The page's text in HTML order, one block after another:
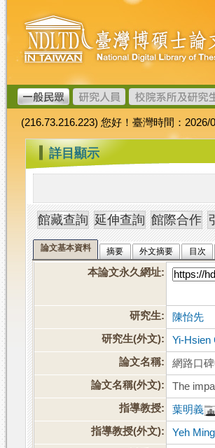
跳
到
主
要
內
容
臺
灣
博
碩
士
論
文
加
值
系
統
(216.73.216.223) 您好！臺灣時間：2026/
::: 詳目顯示
論文基本資料 摘要 外文摘要 目次
本論文永久網址:
研究生:
陳怡先
研究生(外文):
Yi-Hsien
論文名稱:
網路口
論文名稱(外文):
The
指導教授:
葉明義
指導教授(外文):
Yeh